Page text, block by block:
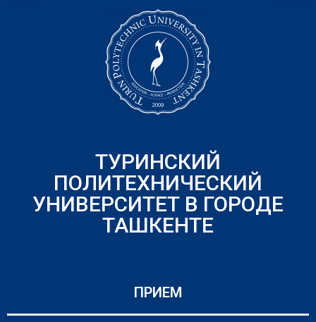
ТУРИНСКИЙ
ПОЛИТЕХНИЧЕСКИЙ
УНИВЕРСИТЕТ В ГОРОДЕ
ТАШКЕНТЕ
ПРИЕМ